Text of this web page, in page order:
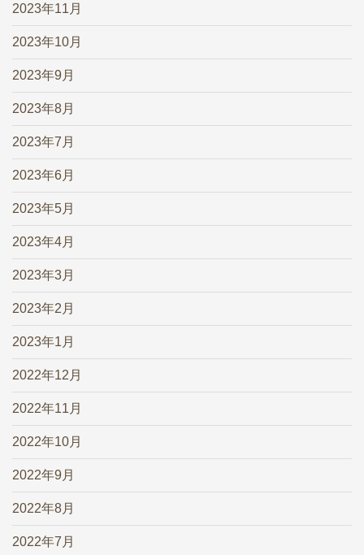
2023年11月
2023年10月
2023年9月
2023年8月
2023年7月
2023年6月
2023年5月
2023年4月
2023年3月
2023年2月
2023年1月
2022年12月
2022年11月
2022年10月
2022年9月
2022年8月
2022年7月